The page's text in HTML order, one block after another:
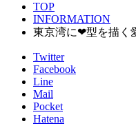
TOP
INFORMATION
東京湾に❤型を描く
Twitter
Facebook
Line
Mail
Pocket
Hatena